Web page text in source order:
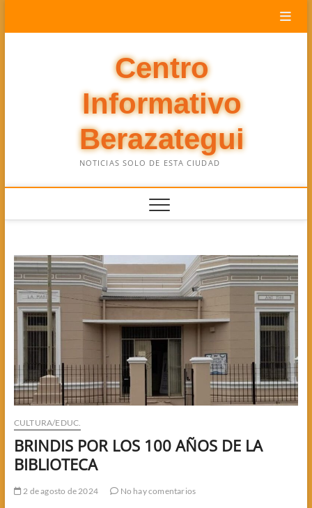
Centro
Informativo
Berazategui
NOTICIAS SOLO DE ESTA CIUDAD
CULTURA/EDUC.
BRINDIS POR LOS 100 AÑOS DE LA
BIBLIOTECA
2 de agosto de 2024 No hay comentarios